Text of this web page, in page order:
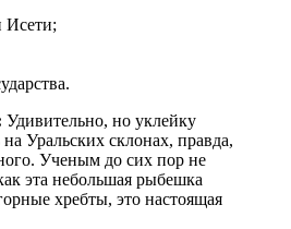
Удивительно, но уклейку
Уральских склонах, правда,
Ученым до сих пор не
эта небольшая рыбешка
хребты, это настоящая